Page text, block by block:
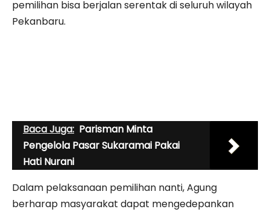
pemilihan bisa berjalan serentak di seluruh wilayah
Pekanbaru.
Baca Juga: Parisman Minta
Pengelola Pasar Sukaramai Pakai
Hati Nurani
Dalam pelaksanaan pemilihan nanti, Agung
berharap masyarakat dapat mengedepankan